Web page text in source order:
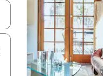
keuze met je de